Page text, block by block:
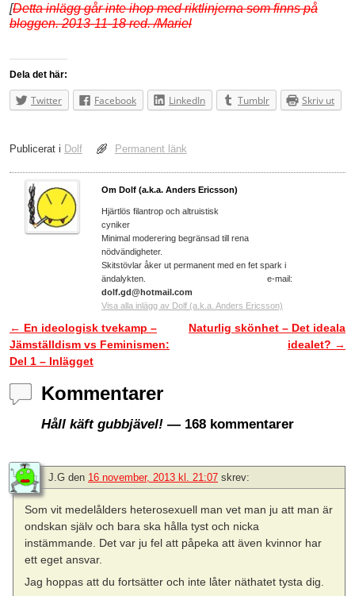
[Detta inlägg går inte ihop med riktlinjerna som finns på
bloggen. 2013-11-18 red. /Mariel
Dela det här:
Twitter Facebook LinkedIn Tumblr Skriv ut
Publicerat i Dolf Permanent länk
Om Dolf (a.k.a. Anders Ericsson)
Hjärtlös filantrop och altruistisk
cyniker
Minimal moderering begränsad till rena
nödvändigheter.
Skitstövlar åker ut permanent med en fet spark i
ändalykten. e-mail:
dolf.gd@hotmail.com
Visa alla inlägg av Dolf (a.k.a. Anders Ericsson)
Inläggsnavigering
← En ideologisk tvekamp –
Jämställdism vs Feminismen:
Del 1 – Inlägget
Naturlig skönhet – Det ideala
idealet? →
Kommentarer
Håll käft gubbjävel! — 168 kommentarer
J.G den 16 november, 2013 kl. 21:07 skrev:
Som vit medelålders heterosexuell man vet man ju att man är
ondskan själv och bara ska hålla tyst och nicka
instämmande. Det var ju fel att påpeka att även kvinnor har
ett eget ansvar.
Jag hoppas att du fortsätter och inte låter näthatet tysta dig.